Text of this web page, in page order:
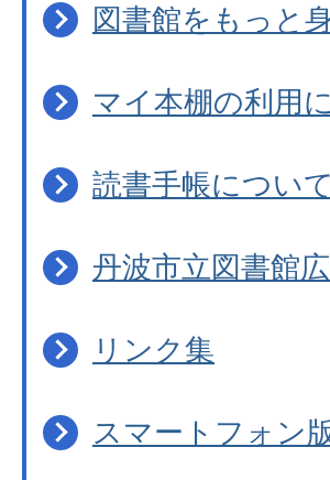
図書館をもっと
マイ本棚の利用
読書手帳について
丹波市立図書館
リンク集
スマートフォン